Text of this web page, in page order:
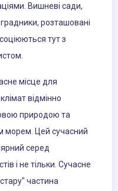
Вишневі сади,
розташовані
тут з
місце для
відмінно
природою та
морем. Цей сучасний
серед
і не тільки. Сучасне
частина